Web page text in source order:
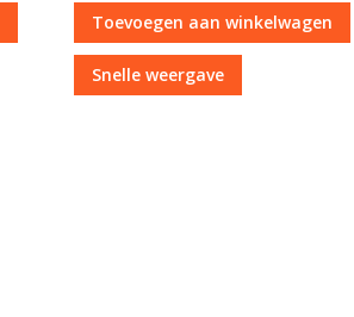
Toevoegen aan winkelwagen
Snelle weergave